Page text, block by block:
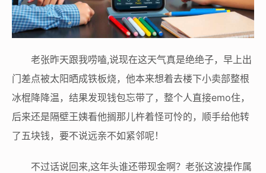
老张昨天跟我唠嗑,说现在这天气真是绝绝子，早上出
门差点被太阳晒成铁板烧，他本来想着去楼下小卖部整根
冰棍降降温，结果发现钱包忘带了，整个人直接emo住，
后来还是隔壁王姨看他搁那儿杵着怪可怜的，顺手给他转
了五块钱，要不说远亲不如紧邻呢！
不过话说回来,这年头谁还带现金啊？老张这波操作属